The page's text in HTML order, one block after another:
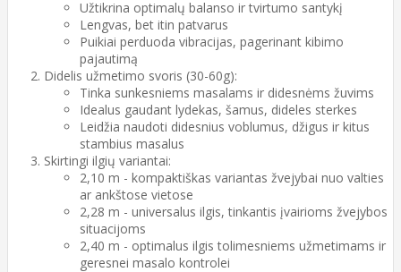
Užtikrina optimalų balanso ir tvirtumo santykį
Lengvas, bet itin patvarus
Puikiai perduoda vibracijas, pagerinant kibimo
pajautimą
Didelis užmetimo svoris (30-60g):
Tinka sunkesniems masalams ir didesnėms žuvims
Idealus gaudant lydekas, šamus, dideles sterkes
Leidžia naudoti didesnius voblumus, džigus ir kitus
stambius masalus
Skirtingi ilgių variantai:
2,10 m - kompaktiškas variantas žvejybai nuo valties
ar ankštose vietose
2,28 m - universalus ilgis, tinkantis įvairioms žvejybos
situacijoms
2,40 m - optimalus ilgis tolimesniems užmetimams ir
geresnei masalo kontrolei